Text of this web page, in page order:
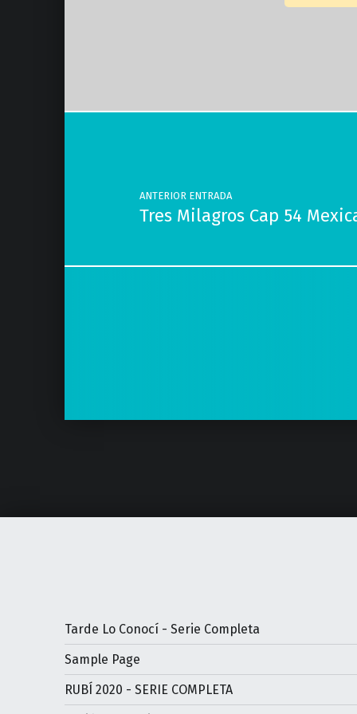
Navegación de entradas
ANTERIOR ENTRADA
Tres Milagros Cap 54
Tarde Lo Conocí - Serie Completa
Sample Page
RUBÍ 2020 - SERIE COMPLETA